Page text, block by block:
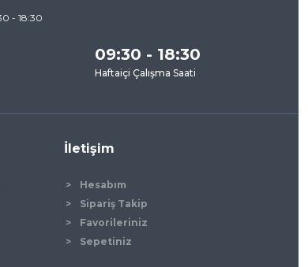
09:30 - 18:30
Haftaiçi Çalışma Saati
İletişim
Hesabım
Sipariş Takip
Favorileriniz
Sepetiniz